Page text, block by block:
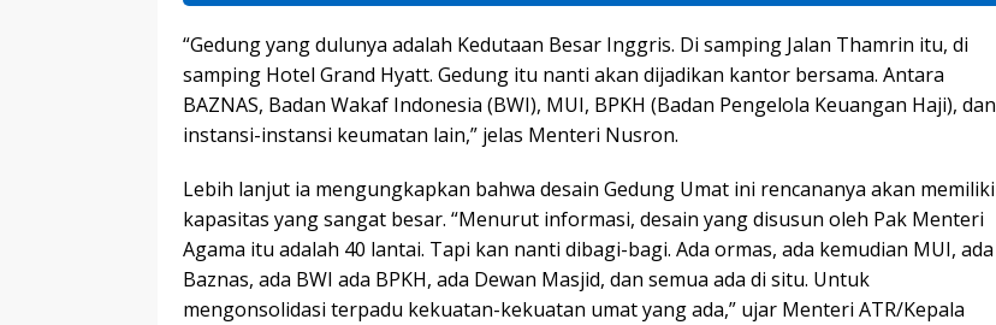
“Gedung yang dulunya adalah Kedutaan Besar Inggris. Di samping Jalan Thamrin itu, di
samping Hotel Grand Hyatt. Gedung itu nanti akan dijadikan kantor bersama. Antara
BAZNAS, Badan Wakaf Indonesia (BWI), MUI, BPKH (Badan Pengelola Keuangan Haji), dan
instansi-instansi keumatan lain,” jelas Menteri Nusron.
Lebih lanjut ia mengungkapkan bahwa desain Gedung Umat ini rencananya akan memiliki
kapasitas yang sangat besar. “Menurut informasi, desain yang disusun oleh Pak Menteri
Agama itu adalah 40 lantai. Tapi kan nanti dibagi-bagi. Ada ormas, ada kemudian MUI, ada
Baznas, ada BWI ada BPKH, ada Dewan Masjid, dan semua ada di situ. Untuk
mengonsolidasi terpadu kekuatan-kekuatan umat yang ada,” ujar Menteri ATR/Kepala